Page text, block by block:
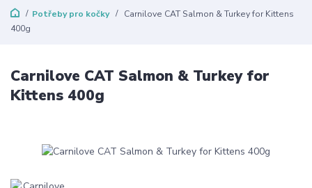
Potřeby pro kočky
Carnilove CAT Salmon & Turkey for Kittens
400g
Carnilove CAT Salmon & Turkey for
Kittens 400g